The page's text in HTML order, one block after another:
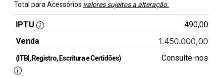
Total para Acessórios valores sujeitos a alteração.
IPTU
490,00
Venda
1.450.000,00
(ITBI, Registro, Escritura e Certidões) Consulte-nos